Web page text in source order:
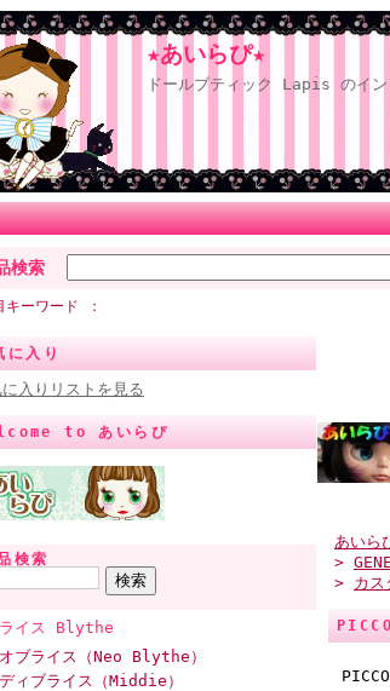
★あいらぴ★
ドールブティック Lapis のイン
検索
キーワード
に入り
入りリストを見る
to あいらぴ
検索
イス Blythe
ブライス（Neo Blythe）
ィブライス（Middie）
あいら
>
> カ